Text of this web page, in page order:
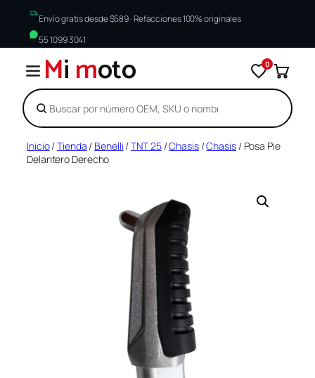
Envío gratis desde $589 · Refacciones 100% originales
55 1099 3041
Mimoto 0
SaltarInicio/Tienda / Benelli /TNT 25/Chasis/Chasis/ Posa Pie
Delantero Derecho